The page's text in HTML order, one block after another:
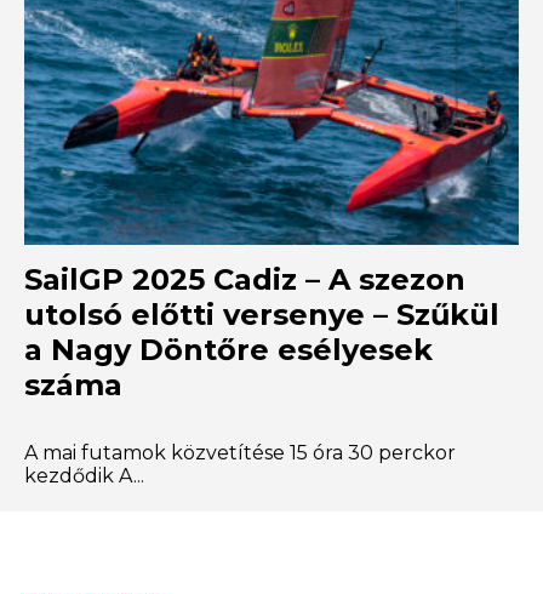
SailGP 2025 Cadiz – A szezon
utolsó előtti versenye – Szűkül
a Nagy Döntőre esélyesek
száma
A mai futamok közvetítése 15 óra 30 perckor
kezdődik A...